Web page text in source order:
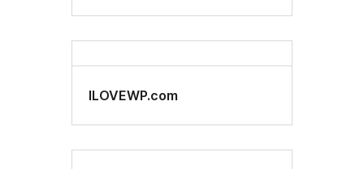
ILOVEWP.com